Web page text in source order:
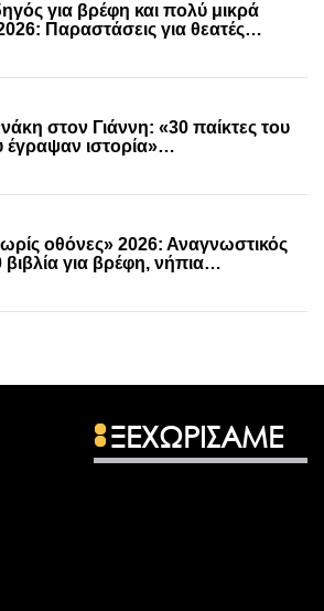
για βρέφη και πολύ μικρά
Παραστάσεις για θεατές…
στον Γιάννη: «30 παίκτες του
ιστορία»…
οθόνες» 2026: Αναγνωστικός
για βρέφη, νήπια…
ΞΕΧΩΡΙΣΑΜΕ